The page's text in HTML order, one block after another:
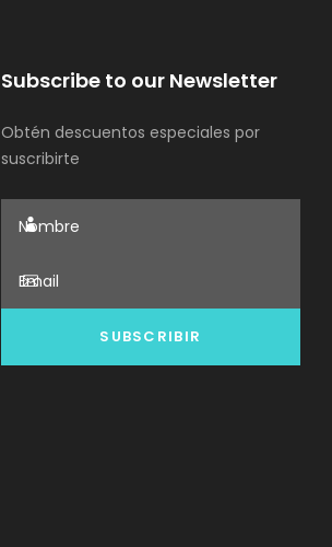
Subscribe to our Newsletter
Obtén descuentos especiales por
suscribirte